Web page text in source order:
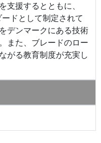
支援するとともに、
ドとして制定されて
デンマークにある技術
また、ブレードのロー
がる教育制度が充実し